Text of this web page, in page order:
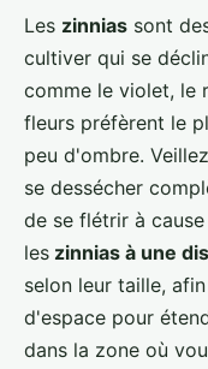
Les zinnias sont
cultiver qui se
comme le violet, le
fleurs préfèrent le
peu d'ombre.
se dessécher
de se flétrir à
les zinnias à une
selon leur taille,
d'espace pour
dans la zone où